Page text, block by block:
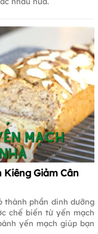
Kiêng Giảm Cân
thành phần dinh dưỡng
chế biến từ yến mạch
yến mạch giúp bạn